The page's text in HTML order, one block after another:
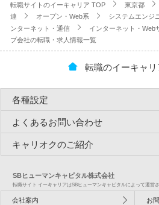
転職サイトのイーキャリア TOP
東京都
連
オープン・Web系 システムエンジ
ンターネット・通信
インターネット・Web
プ会社の転職・求人情報一覧
転職のイーキャ
各種設定
よくあるお問い合わせ
キャリオクのご紹介
SBヒューマンキャピタル株式会社
転職サイト イーキャリアはSBヒューマンキャピタルによって運営さ
会社案内 お